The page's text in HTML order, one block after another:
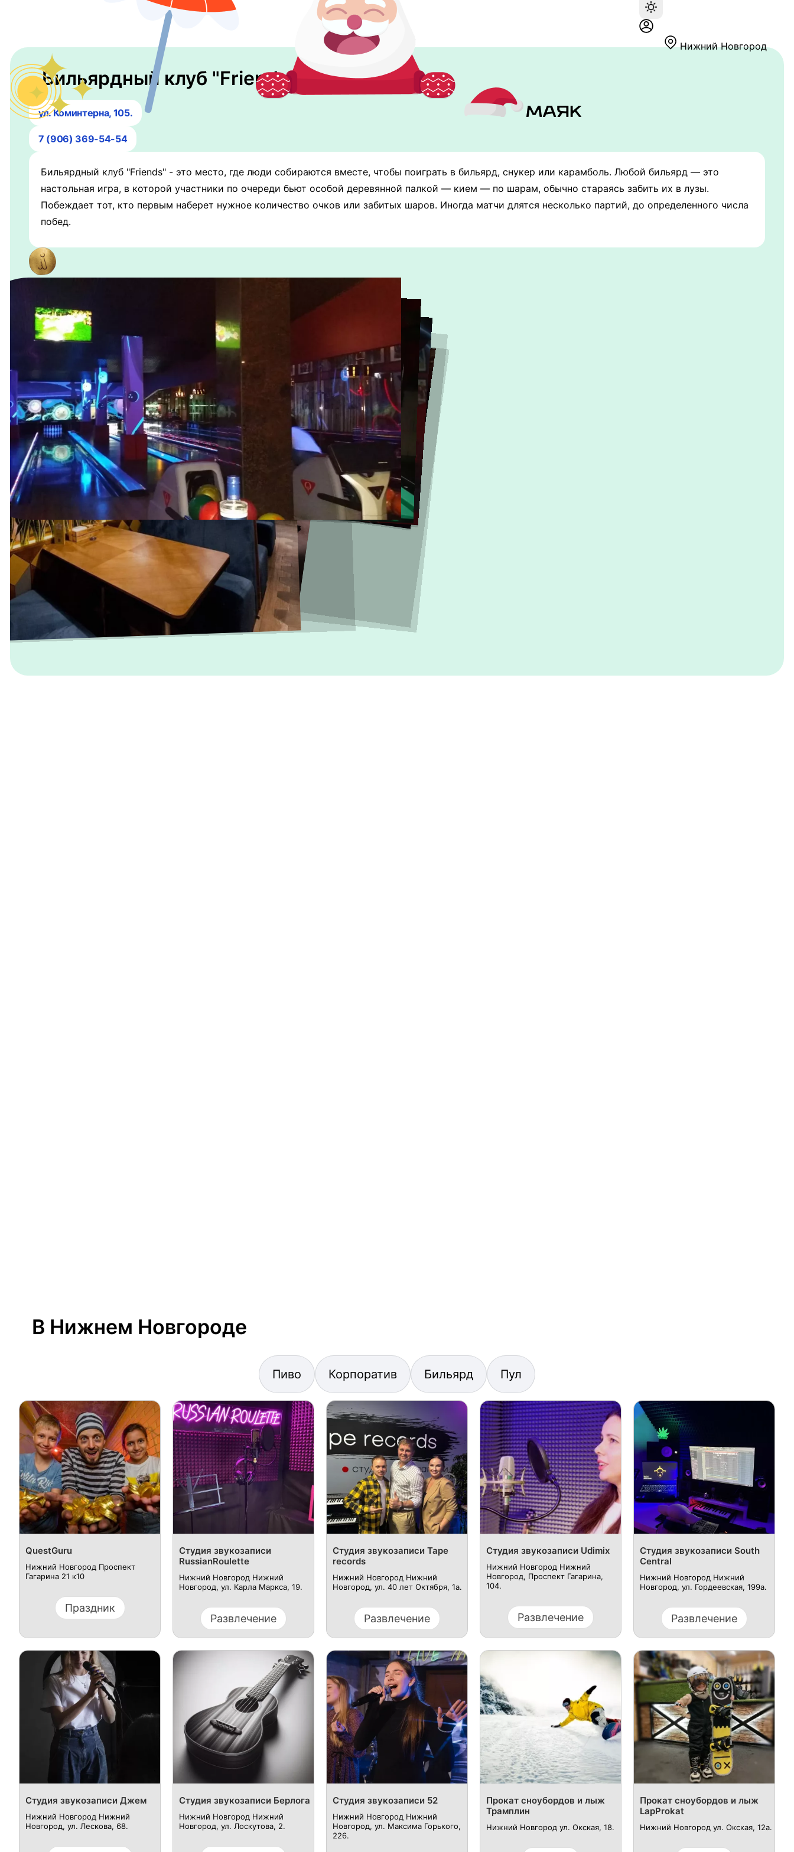
Нижний Новгород
Бильярдный клуб "Friends".
ул. Коминтерна, 105.
7 (906) 369-54-54
Бильярдный клуб "Friends" - это место, где люди собираются вместе, чтобы поиграть в бильярд, снукер или карамболь. Любой бильярд — это
настольная игра, в которой участники по очереди бьют особой деревянной палкой — кием — по шарам, обычно стараясь забить их в лузы.
Побеждает тот, кто первым наберет нужное количество очков или забитых шаров. Иногда матчи длятся несколько партий, до определенного числа
побед.
В Нижнем Новгороде
Пиво Корпоратив Бильярд Пул
QuestGuru
Нижний Новгород Проспект
Гагарина 21 к10
Праздник
Студия звукозаписи
RussianRoulette
Нижний Новгород Нижний
Новгород, ул. Карла Маркса, 19.
Развлечение
Студия звукозаписи Tape
records
Нижний Новгород Нижний
Новгород, ​ул. 40 лет Октября, 1а.
Развлечение
Студия звукозаписи Udimix
Нижний Новгород Нижний
Новгород, ​Проспект Гагарина,
104.
Развлечение
Студия звукозаписи South
Central
Нижний Новгород Нижний
Новгород, ул. ​Гордеевская, 199а.
Развлечение
Студия звукозаписи Джем
Нижний Новгород Нижний
Новгород, ул. Лескова, 68.
Студия звукозаписи Берлога
Нижний Новгород Нижний
Новгород, ул. Лоскутова, 2.
Студия звукозаписи 52
Нижний Новгород Нижний
Новгород, ул. Максима Горького,
226.
Прокат сноубордов и лыж
Трамплин
Нижний Новгород ул. Окская, 18.
Прокат сноубордов и лыж
LapProkat
Нижний Новгород ул. Окская, 12а.